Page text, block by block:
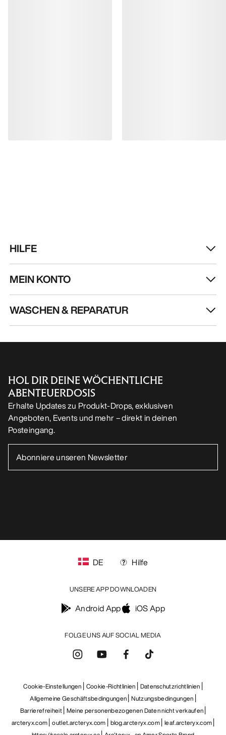
Help
HILFE
MEIN KONTO
WASCHEN & REPARATUR
HOL DIR DEINE WÖCHENTLICHE
ABENTEUERDOSIS
Erhalte Updates zu Produkt-Drops, exklusiven
Angeboten, Events und mehr – direkt in deinen
Posteingang.
FOLGE UNS AUF SOCIAL MEDIA
DE Hilfe
UNSERE APP DOWNLOADEN
Android App iOS App
Cookie-Einstellungen Cookie-Richtlinien Datenschutzrichtlinien
Allgemeine Geschäftsbedingungen Nutzungsbedingungen
Barrierefreiheit Meine personenbezogenen Daten nicht verkaufen
arcteryx.com outlet.arcteryx.com blog.arcteryx.com leaf.arcteryx.com